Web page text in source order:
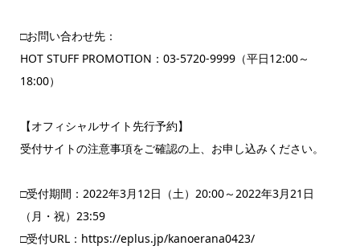
□お問い合わせ先：
HOT STUFF PROMOTION：03-5720-9999（平日12:00～
18:00）
【オフィシャルサイト先行予約】
受付サイトの注意事項をご確認の上、お申し込みください。
□受付期間：2022年3月12日（土）20:00～2022年3月21日
（月・祝）23:59
□受付URL：https://eplus.jp/kanoerana0423/